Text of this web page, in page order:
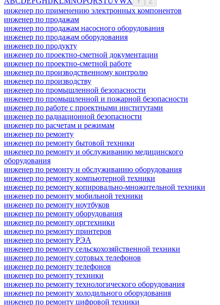
инженер по применению электронных компонентов
инженер по продажам
инженер по продажам насосного оборудования
инженер по продажам оборудования
инженер по продукту
инженер по проектно-сметной документации
инженер по проектно-сметной работе
инженер по производственному контролю
инженер по производству
инженер по промышленной безопасности
инженер по промышленной и пожарной безопасности
инженер по работе с проектными институтами
инженер по радиационной безопасности
инженер по расчетам и режимам
инженер по ремонту
инженер по ремонту бытовой техники
инженер по ремонту и обслуживанию медицинского
оборудования
инженер по ремонту и обслуживанию оборудования
инженер по ремонту компьютерной техники
инженер по ремонту копировально-множительной техники
инженер по ремонту мобильной техники
инженер по ремонту ноутбуков
инженер по ремонту оборудования
инженер по ремонту оргтехники
инженер по ремонту принтеров
инженер по ремонту РЭА
инженер по ремонту сельскохозяйственной техники
инженер по ремонту сотовых телефонов
инженер по ремонту телефонов
инженер по ремонту техники
инженер по ремонту технологического оборудования
инженер по ремонту холодильного оборудования
инженер по ремонту цифровой техники